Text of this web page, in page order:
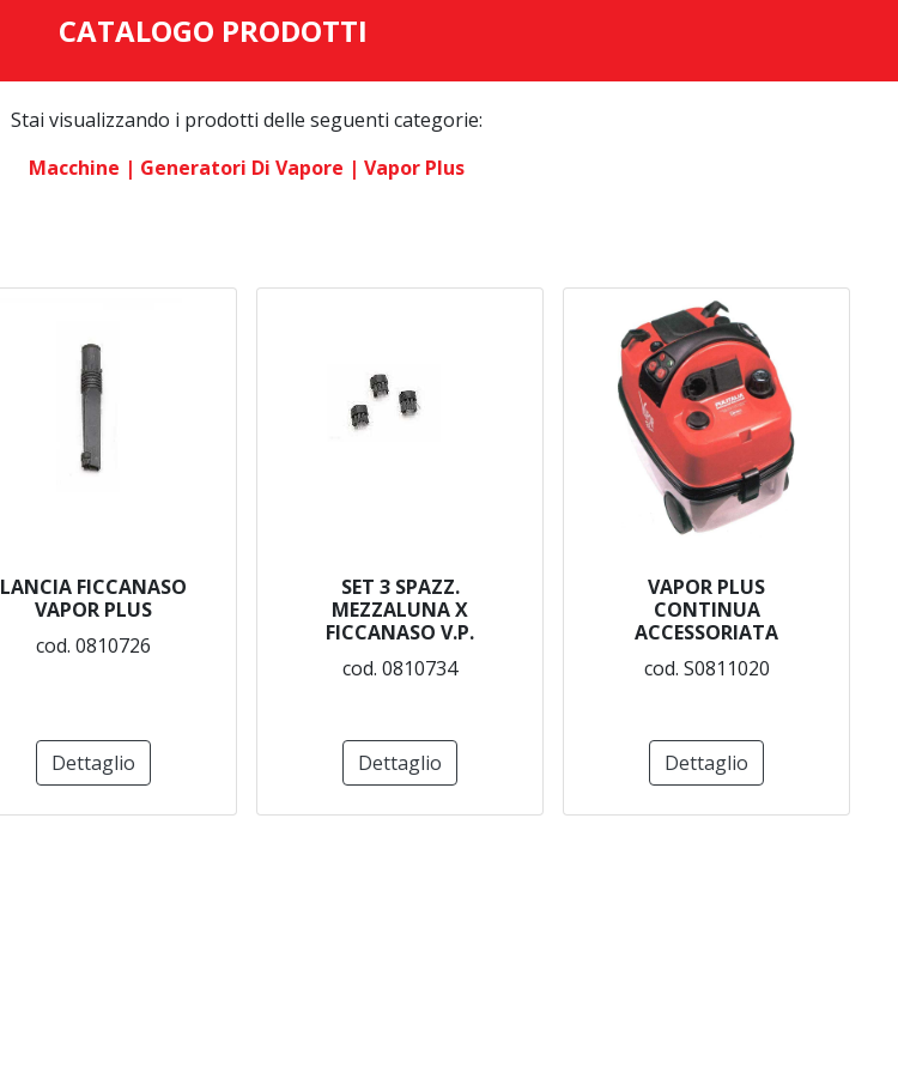
CATALOGO PRODOTTI
Stai visualizzando i prodotti delle seguenti categorie:
Macchine | Generatori Di Vapore | Vapor Plus
LANCIA FICCANASO
VAPOR PLUS
cod. 0810726
Dettaglio
SET 3 SPAZZ.
MEZZALUNA X
FICCANASO V.P.
cod. 0810734
Dettaglio
VAPOR PLUS
CONTINUA
ACCESSORIATA
cod. S0811020
Dettaglio